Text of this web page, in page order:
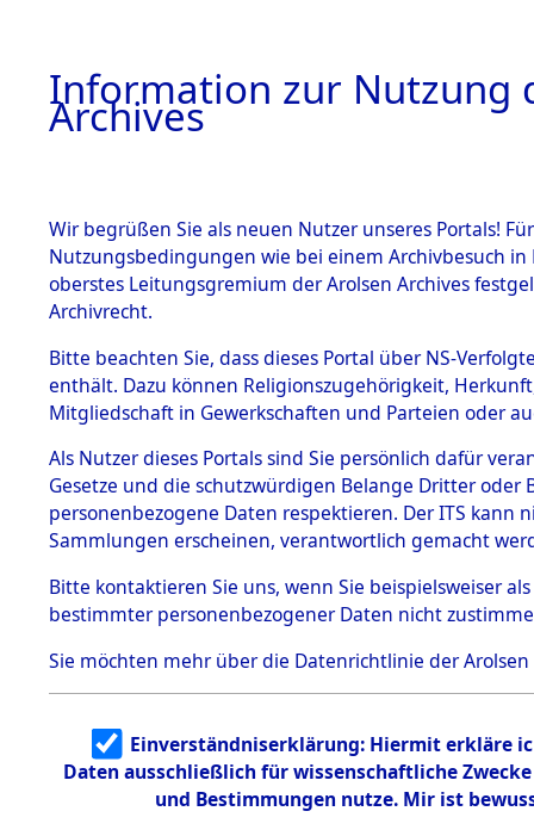
BESTÄNDE
1.
mente
5. Verschiedenes
5.3
Todesmärsche
5.3.1 Alliierte
Erhebungen
zu
Todesmärsch
en
5.3.2
Identifizierun
g
5.3.3
Todesmärsch
Dead -
Branch -
0018
Information zur Nutzung
Archives
Wir begrüßen Sie als neuen Nutzer unseres Portals!
Nutzungsbedingungen wie bei einem Archivbesuch
oberstes Leitungsgremium der Arolsen Archives
Archivrecht.
Bitte beachten Sie, dass dieses Portal über NS-
enthält. Dazu können Religionszugehörigkeit,
Mitgliedschaft in Gewerkschaften und Parteien oder
Als Nutzer dieses Portals sind Sie persönlich dafür
Gesetze und die schutzwürdigen Belange Dritter
personenbezogene Daten respektieren. Der ITS
Sammlungen erscheinen, verantwortlich gemacht
Bitte kontaktieren Sie uns, wenn Sie beispielsweiser
bestimmter personenbezogener Daten nicht
Sie möchten mehr über die Datenrichtlinie der Arolsen
Einverständniserklärung: Hiermit erkläre
Daten ausschließlich für wissenschaftliche
und Bestimmungen nutze. Mir ist